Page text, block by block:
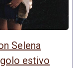
Selena
estivo